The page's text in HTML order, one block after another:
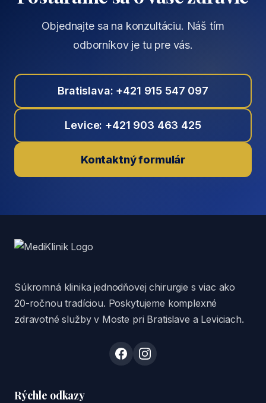
Objednajte sa na konzultáciu. Náš tím
odborníkov je tu pre vás.
Bratislava: +421 915 547 097
Levice: +421 903 463 425
Kontaktný formulár
Súkromná klinika jednodňovej chirurgie s viac ako
20-ročnou tradíciou. Poskytujeme komplexné
zdravotné služby v Moste pri Bratislave a Leviciach.
Rýchle odkazy